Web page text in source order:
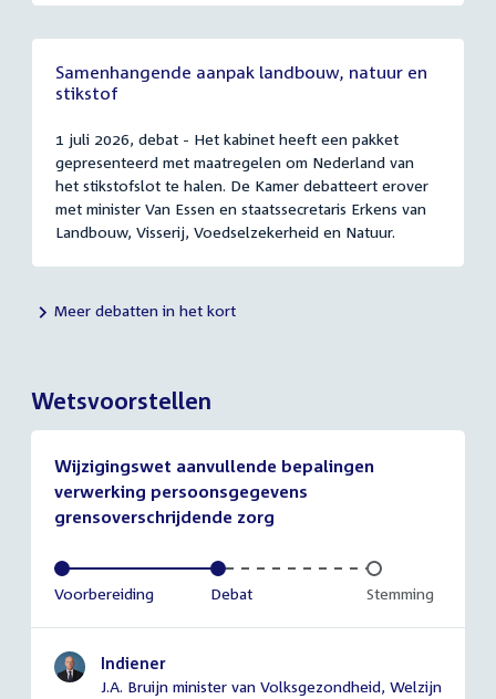
Samenhangende aanpak landbouw, natuur en
stikstof
1 juli 2026, debat - Het kabinet heeft een pakket
gepresenteerd met maatregelen om Nederland van
het stikstofslot te halen. De Kamer debatteert erover
met minister Van Essen en staatssecretaris Erkens van
Landbouw, Visserij, Voedselzekerheid en Natuur.
Meer debatten in het kort
Wetsvoorstellen
Wijzigingswet aanvullende bepalingen
verwerking persoonsgegevens
grensoverschrijdende zorg
Voltooid:
Voorbereiding Voltooid:
Debat Onvoltooid:
Stemming
Indiener
J.A. Bruijn minister van Volksgezondheid, Welzijn